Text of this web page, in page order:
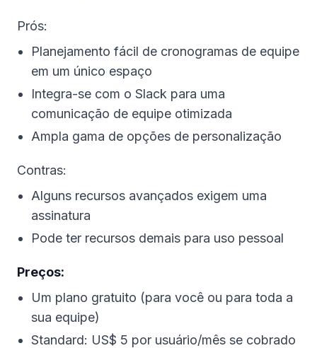
Prós:
Planejamento fácil de cronogramas de equipe
em um único espaço
Integra-se com o Slack para uma
comunicação de equipe otimizada
Ampla gama de opções de personalização
Contras:
Alguns recursos avançados exigem uma
assinatura
Pode ter recursos demais para uso pessoal
Preços:
Um plano gratuito (para você ou para toda a
sua equipe)
Standard: US$ 5 por usuário/mês se cobrado